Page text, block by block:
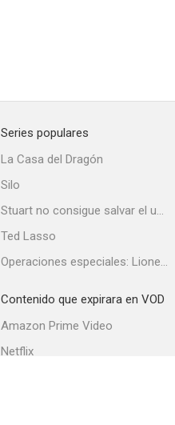
Series populares
La Casa del Dragón
Silo
Stuart no consigue salvar el universo
Ted Lasso
Operaciones especiales: Lioness
Contenido que expirara en VOD
Amazon Prime Video
Netflix